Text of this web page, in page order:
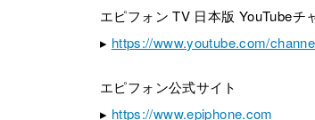
エピフォン TV 日本版 YouTubeチ
▸ https://www.youtube.com/
エピフォン公式サイト
▸ https://www.epiphone.com